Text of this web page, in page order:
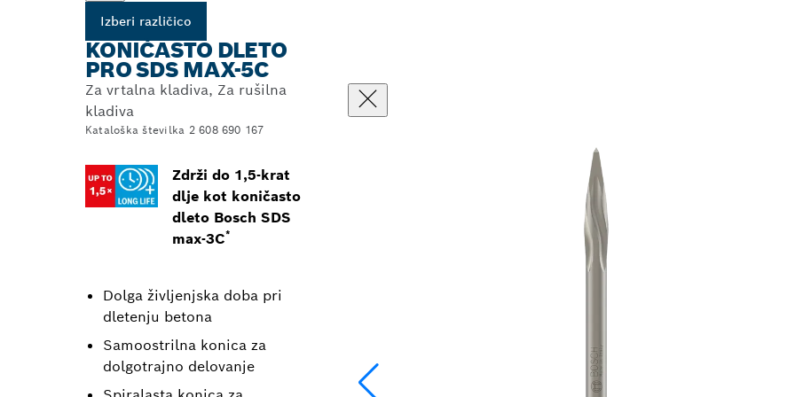
Izberi različico
KONIČASTO DLETO
PRO SDS MAX-5C
Za vrtalna kladiva, Za rušilna
kladiva
Kataloška številka 2 608 690 167
Zdrži do 1,5-krat
dlje kot koničasto
dleto Bosch SDS
max-3C*
Dolga življenjska doba pri
dletenju betona
Samoostrilna konica za
dolgotrajno delovanje